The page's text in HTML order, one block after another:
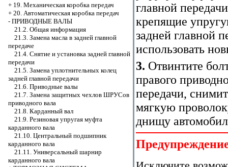
+ 19. Механическая коробка передач
+ 20. Автоматическая коробка передач
- ПРИВОДНЫЕ ВАЛЫ
21.2. Общая информация
21.3. Замена масла в задней главной
передаче
21.4. Снятие и установка задней главной
передачи
21.5. Замена уплотнительных колец
задней главной передачи
21.6. Приводные валы
21.7. Замена защитных чехлов ШРУСов
приводного вала
21.8. Карданный вал
21.9. Резиновая упругая муфта
карданного вала
21.10. Центральный подшипник
карданного вала
21.11. Универсальный шарнир
карданного вала
главной
крепящие
задней главной
использовать
3. Отвинтите
правого
передачи,
мягкую
днищу